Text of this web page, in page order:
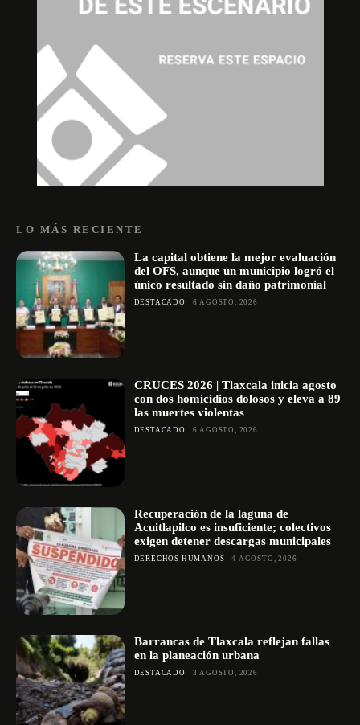
LO MÁS RECIENTE
La capital obtiene la mejor evaluación
del OFS, aunque un municipio logró el
único resultado sin daño patrimonial
DESTACADO 6 AGOSTO, 2026
CRUCES 2026 | Tlaxcala inicia agosto
con dos homicidios dolosos y eleva a 89
las muertes violentas
DESTACADO 6 AGOSTO, 2026
Recuperación de la laguna de
Acuitlapilco es insuficiente; colectivos
exigen detener descargas municipales
DERECHOS HUMANOS 4 AGOSTO, 2026
Barrancas de Tlaxcala reflejan fallas
en la planeación urbana
DESTACADO 3 AGOSTO, 2026